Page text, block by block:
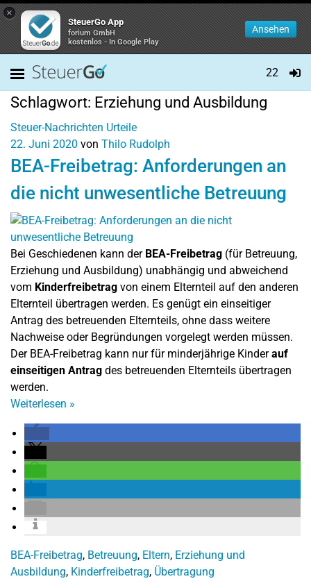
×
SteuerGo App
forium GmbH
kostenlos - In Google Play
Ansehen
22
Schlagwort: Erziehung und Ausbildung
Steuer-Nachrichten Urteile
22. Juni 2020 von Thilo Rudolph
BEA-Freibetrag: Anforderungen an
die nicht unwesentliche Betreuung
Bei Geschiedenen kann derBEA-Freibetrag (für Betreuung,
Erziehung und Ausbildung) unabhängig und abweichend
vom Kinderfreibetrag von einem Elternteil auf den anderen
Elternteil übertragen werden. Es genügt ein einseitiger
Antrag des betreuenden Elternteils, ohne dass weitere
Nachweise oder Begründungen vorgelegt werden müssen.
Der BEA-Freibetrag kann nur für minderjährige Kinderauf
einseitigen Antrag des betreuenden Elternteils übertragen
werden.
Weiterlesen »
BEA-Freibetrag, Betreuung, Eltern, Erziehung und
Ausbildung, Kinderfreibetrag, Übertragung